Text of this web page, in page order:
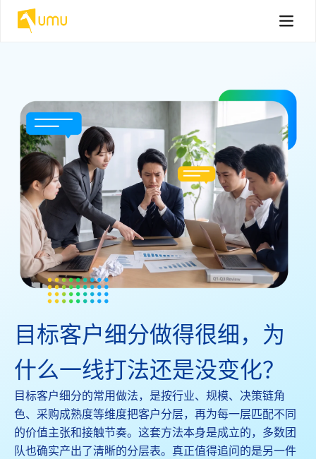
目标客户细分做得很细，为
什么一线打法还是没变化？
目标客户细分的常用做法，是按行业、规模、决策链角
色、采购成熟度等维度把客户分层，再为每一层匹配不同
的价值主张和接触节奏。这套方法本身是成立的，多数团
队也确实产出了清晰的分层表。真正值得追问的是另一件